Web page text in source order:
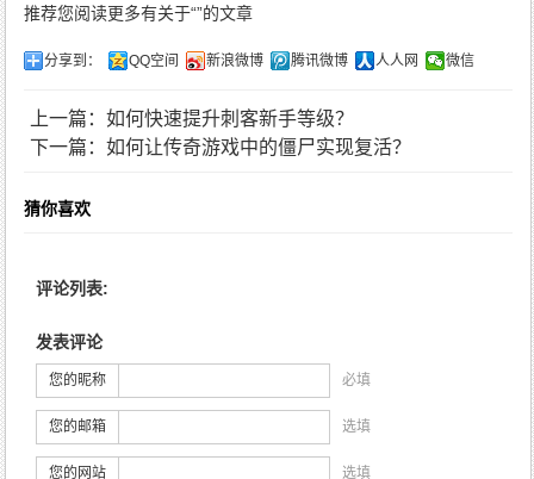
推荐您阅读更多有关于“”的文章
分享到： QQ空间 新浪微博 腾讯微博 人人网 微信
上一篇：如何快速提升刺客新手等级？
下一篇：如何让传奇游戏中的僵尸实现复活？
猜你喜欢
评论列表:
发表评论
您的昵称 必填
您的邮箱 选填
您的网站 选填